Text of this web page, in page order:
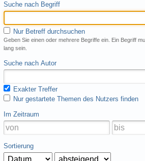
Suche nach Begriff
Nur Betreff durchsuchen
Geben Sie einen oder mehrere Begriffe ein. Ein Begriff
lang sein.
Suche nach Autor
Exakter Treffer
Nur gestartete Themen des Nutzers finden
Im Zeitraum
Sortierung